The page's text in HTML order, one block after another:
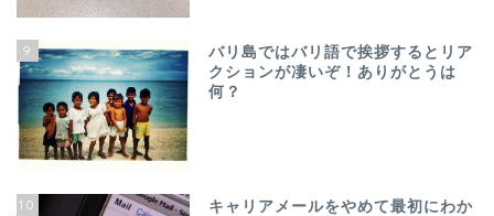
9
バリ島ではバリ語で挨拶するとリア
クションが凄いぞ！ありがとうは
何？
10
キャリアメールをやめて最初にわか